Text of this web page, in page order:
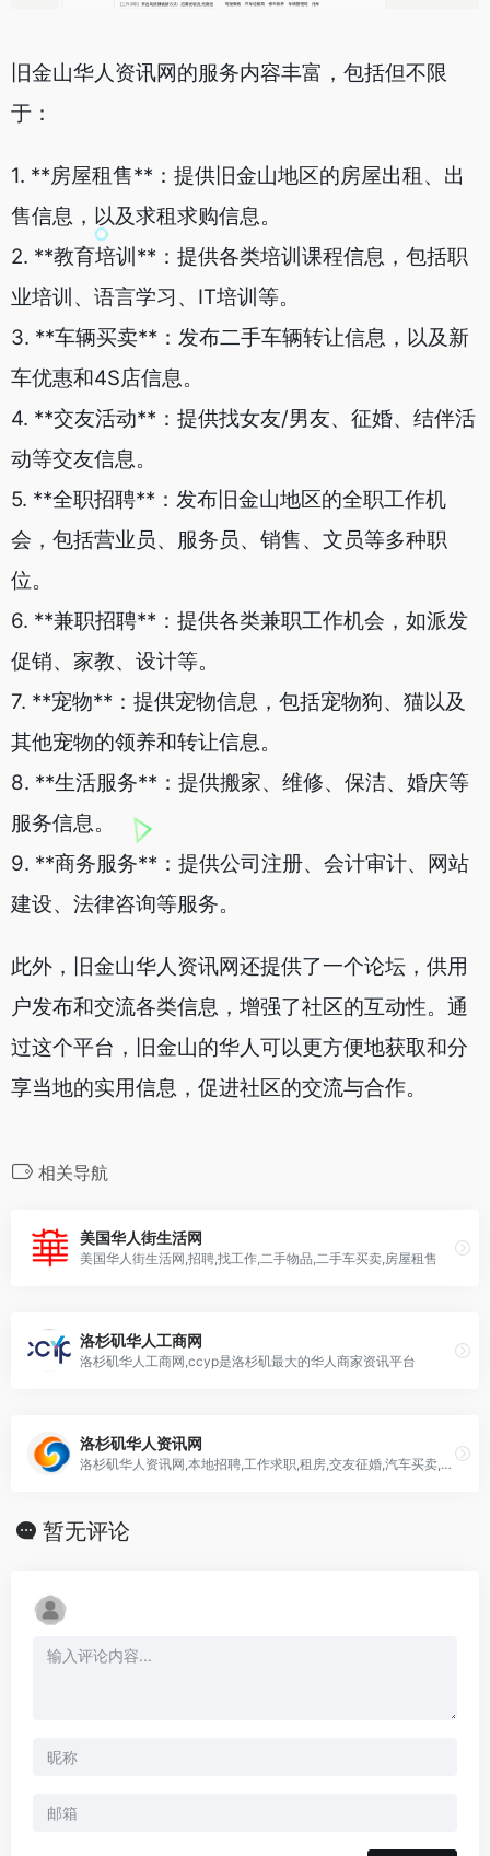
旧金山华人资讯网的服务内容丰富，包括但不限
于：
1. **房屋租售**：提供旧金山地区的房屋出租、出
售信息，以及求租求购信息。
2. **教育培训**：提供各类培训课程信息，包括职
业培训、语言学习、IT培训等。
3. **车辆买卖**：发布二手车辆转让信息，以及新
车优惠和4S店信息。
4. **交友活动**：提供找女友/男友、征婚、结伴活
动等交友信息。
5. **全职招聘**：发布旧金山地区的全职工作机
会，包括营业员、服务员、销售、文员等多种职
位。
6. **兼职招聘**：提供各类兼职工作机会，如派发
促销、家教、设计等。
7. **宠物**：提供宠物信息，包括宠物狗、猫以及
其他宠物的领养和转让信息。
8. **生活服务**：提供搬家、维修、保洁、婚庆等
服务信息。
9. **商务服务**：提供公司注册、会计审计、网站
建设、法律咨询等服务。
此外，旧金山华人资讯网还提供了一个论坛，供用
户发布和交流各类信息，增强了社区的互动性。通
过这个平台，旧金山的华人可以更方便地获取和分
享当地的实用信息，促进社区的交流与合作。
相关导航
美国华人街生活网
美国华人街生活网,招聘,找工作,二手物品,二手车买卖,房屋租售
洛杉矶华人工商网
洛杉矶华人工商网,ccyp是洛杉矶最大的华人商家资讯平台
洛杉矶华人资讯网
洛杉矶华人资讯网,本地招聘,工作求职,租房,交友征婚,汽车买卖,法律咨询
暂无评论